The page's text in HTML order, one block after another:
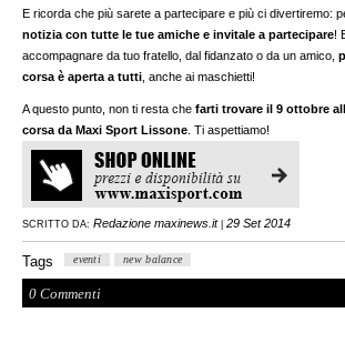
E ricorda che più sarete a partecipare e più ci divertiremo:
notizia con tutte le tue amiche e invitale a partecipare!
accompagnare da tuo fratello, dal fidanzato o da un amico,
corsa è aperta a tutti , anche ai maschietti!
A questo punto, non ti resta chefarti trovare il 9 ottobre
corsa da Maxi Sport Lissone . Ti aspettiamo!
SCRITTO DA: Redazione maxinews.it 29 Set 2014
Tags eventi new balance
0 Commenti